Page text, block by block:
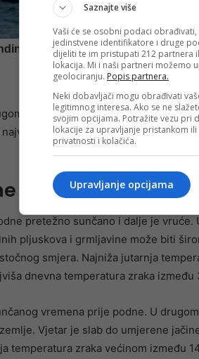
dijelu dana umjereno povećanje
dnevna temperatura zraka oko
dane
pretežno sunčano i dalje je vruće.
pljuskova i grmljavine može biti
smjera. Najniža jutarnja
dnevna temperatura zraka između
vremena prije podne. U
Vjetar je slab do umjerene
temperatura zraka većinom između
Saznajte više
Vaši će se osobni podaci
jedinstvene identifikatore i druge
dijeliti te im pristupati 212 partnera
lokacija. Mi i naši partneri možemo
geolociranju. Popis partnera.
Neki dobavljači mogu obrađivati
legitimnog interesa. Ako se ne
svojim opcijama. Potražite vezu pri
lokacije za upravljanje pristankom
privatnosti i kolačića.
Upravljanje opcijama